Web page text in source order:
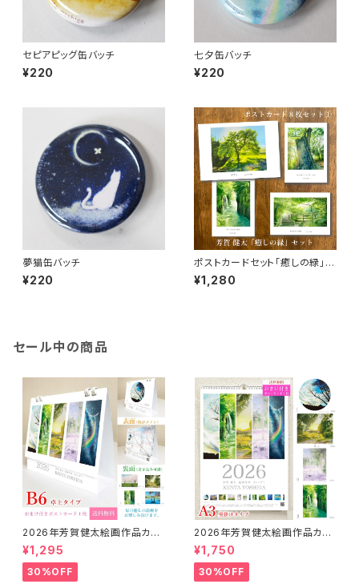
セピアピッグ缶バッチ
¥220
七夕缶バッチ
¥220
夢猫缶バッチ
¥220
ポストカードセット「癒しの緑」
（8枚入り）
¥1,280
セール中の商品
2026年芳賀健太絵画作品カレ
ンダー（卓上タイプB6）※おまけ
のポストカード付き
¥1,295
30%OFF
2026年芳賀健太絵画作品カレ
ンダー（壁掛けA3）※おまけの
ポストカード付き
¥1,750
30%OFF